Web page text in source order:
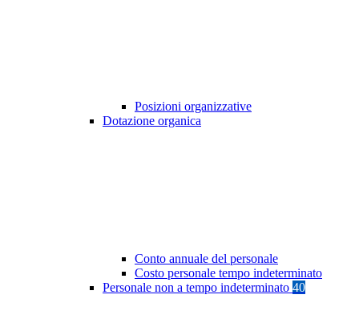
Posizioni organizzative
Dotazione organica
Conto annuale del personale
Costo personale tempo indeterminato
Personale non a tempo indeterminato 40